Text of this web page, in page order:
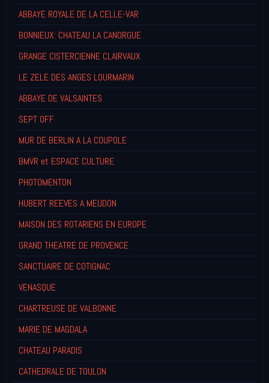
ABBAYE ROYALE DE LA CELLE-VAR
BONNIEUX: CHATEAU LA CANORGUE
GRANGE CISTERCIENNE CLAIRVAUX
LE ZELE DES ANGES LOURMARIN
ABBAYE DE VALSAINTES
SEPT OFF
MUR DE BERLIN A LA COUPOLE
BMVR et ESPACE CULTURE
PHOTOMENTON
HUBERT REEVES A MEUDON
MAISON DES ROTARIENS EN EUROPE
GRAND THEATRE DE PROVENCE
SANCTUAIRE DE COTIGNAC
VENASQUE
CHARTREUSE DE VALBONNE
MARIE DE MAGDALA
CHATEAU PARADIS
CATHEDRALE DE TOULON